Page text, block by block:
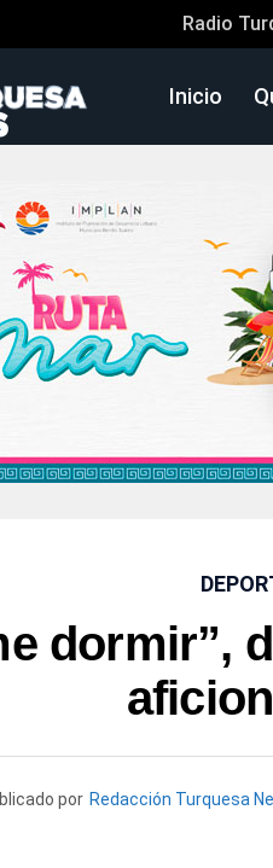
Radio
Inicio
dormir”,
por Redacción Turquesa